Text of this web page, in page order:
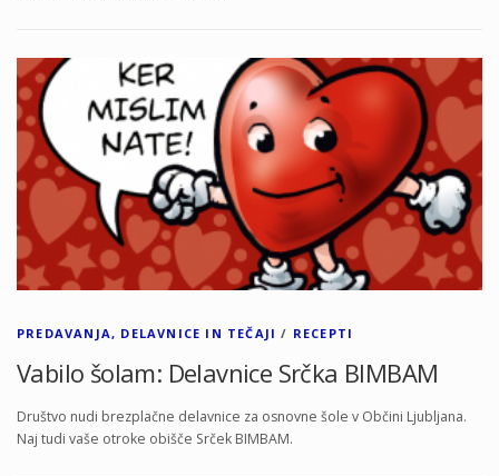
PREDAVANJA, DELAVNICE IN TEČAJI / RECEPTI
Vabilo šolam: Delavnice Srčka BIMBAM
Društvo nudi brezplačne delavnice za osnovne šole v Občini Ljubljana.
Naj tudi vaše otroke obišče Srček BIMBAM.